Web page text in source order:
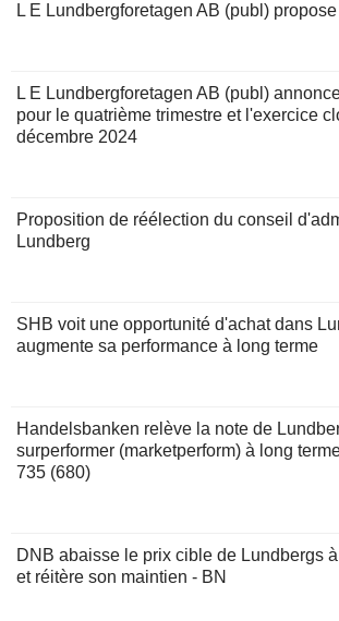
L E Lundbergforetagen AB (publ)
L E Lundbergforetagen AB (publ)
pour le quatrième trimestre et l'exercice
décembre 2024
Proposition de réélection du conseil
Lundberg
SHB voit une opportunité d'achat dans
augmente sa performance à long terme
Handelsbanken relève la note de
surperformer (marketperform) à long
735 (680)
DNB abaisse le prix cible de Lundbergs
et réitère son maintien - BN